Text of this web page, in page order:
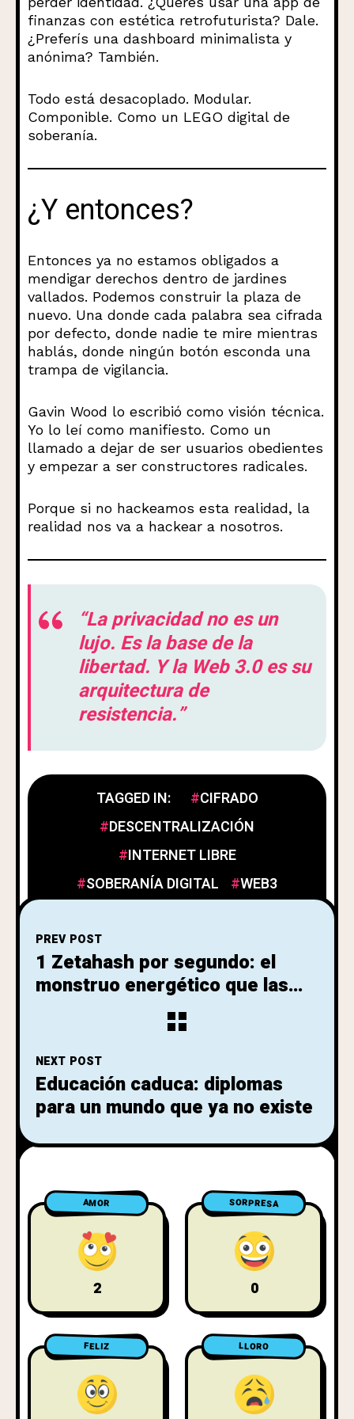
finanzas con estética retrofuturista? Dale.
¿Preferís una dashboard minimalista y
anónima? También.
Todo está desacoplado. Modular.
Componible. Como un LEGO digital de
soberanía.
¿Y entonces?
Entonces ya no estamos obligados a
mendigar derechos dentro de jardines
vallados. Podemos construir la plaza de
nuevo. Una donde cada palabra sea cifrada
por defecto, donde nadie te mire mientras
hablás, donde ningún botón esconda una
trampa de vigilancia.
Gavin Wood lo escribió como visión técnica.
Yo lo leí como manifiesto. Como un
llamado a dejar de ser usuarios obedientes
y empezar a ser constructores radicales.
Porque si no hackeamos esta realidad, la
realidad nos va a hackear a nosotros.
“La privacidad no es un
lujo. Es la base de la
libertad. Y la Web 3.0 es su
arquitectura de
resistencia.”
TAGGED IN:
CIFRADO
DESCENTRALIZACIÓN
INTERNET LIBRE
SOBERANÍA DIGITAL
WEB3
PREV POST
1 Zetahash por segundo: el
monstruo energético que las
élites construyeron sobre los
escombros de Satoshi
NEXT POST
Educación caduca: diplomas
para un mundo que ya no existe
AMOR
2
SORPRESA
0
FELIZ LLORO